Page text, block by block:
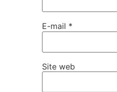
E-mail *
Site web